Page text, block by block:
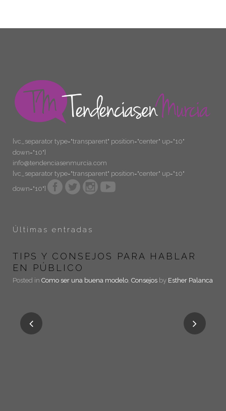
[vc_separator type="transparent" position="center" up="10"
down="10"]
info@tendenciasenmurcia.com
[vc_separator type="transparent" position="center" up="10"
down="10"]
Últimas entradas
TIPS Y CONSEJOS PARA HABLAR
EN PÚBLICO
Posted in Como ser una buena modelo, Consejos by Esther Palanca